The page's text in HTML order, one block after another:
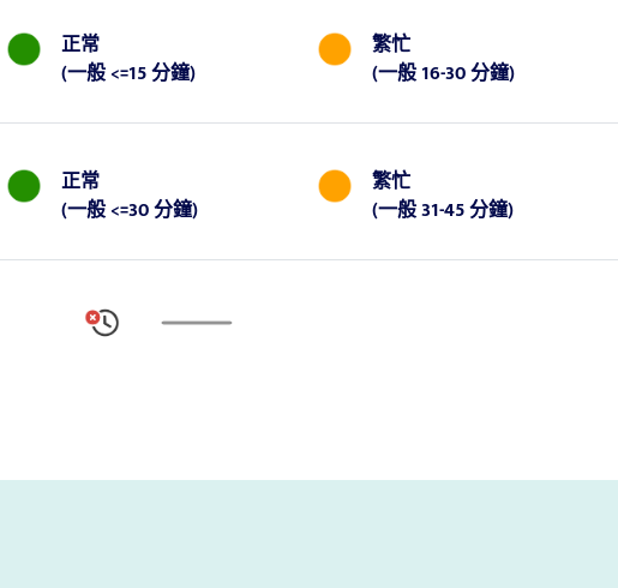
正常
(一般 <=15 分鐘)
繁忙
(一般 16-30 分鐘)
正常
(一般 <=30 分鐘)
繁忙
(一般 31-45 分鐘)